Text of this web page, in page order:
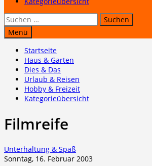
Suchen
nach:
Menü
Startseite
Haus & Garten
Dies & Das
Urlaub & Reisen
Hobby & Freizeit
Kategorieübersicht
Filmreife
Unterhaltung & Spaß
Sonntag, 16. Februar 2003